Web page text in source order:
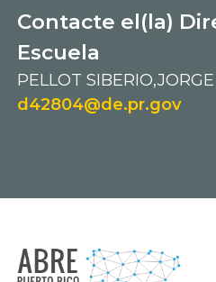
Contacte el(la)
Escuela
PELLOT SIBERIO,JORGE
d42804@de.pr.gov